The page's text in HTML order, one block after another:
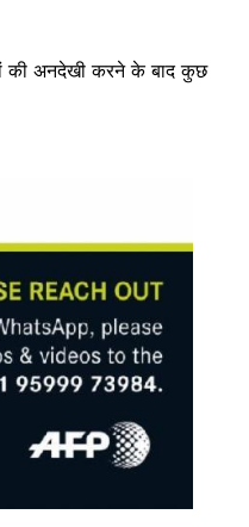
की अनदेखी करने के बाद कुछ